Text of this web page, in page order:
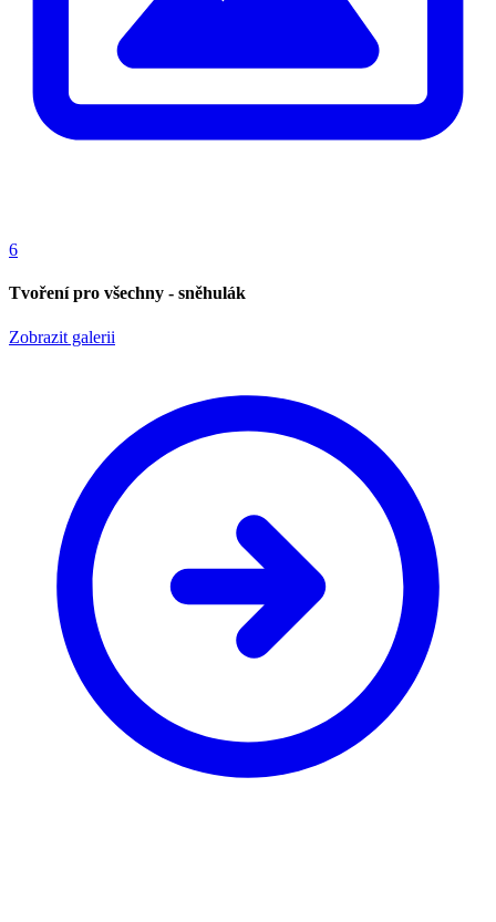
6
Tvoření pro všechny - sněhulák
Zobrazit galerii